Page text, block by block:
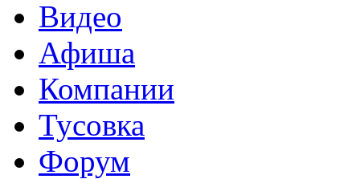
Видео
Афиша
Компании
Тусовка
Форум